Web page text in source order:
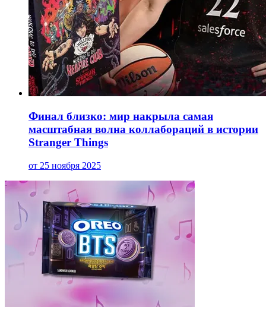
Финал близко: мир накрыла самая
масштабная волна коллабораций в истории
Stranger Things
от 25 ноября 2025